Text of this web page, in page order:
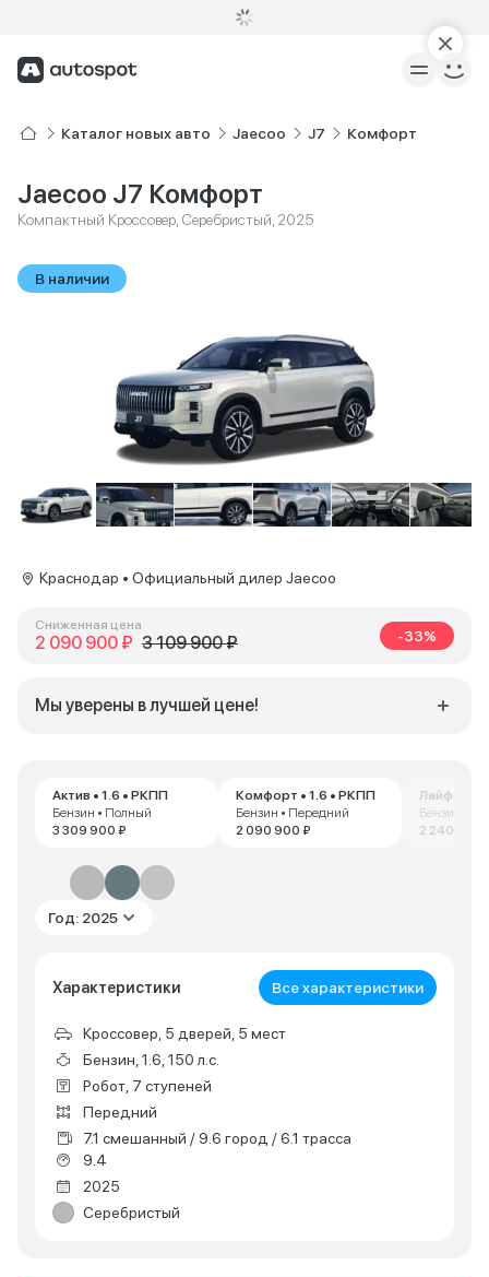
Каталог новых авто Jaecoo J7 Комфорт
Jaecoo J7 Комфорт
Компактный Кроссовер, Серебристый, 2025
В наличии
Актив • 1.6 • РКПП
Бензин • Полный
3 309 900 ₽
Комфорт • 1.6 • РКПП
Бензин • Передний
2 090 900 ₽
Бензин •
2 240 000
Год: 2025
Характеристики Все характеристики
Кроссовер, 5 дверей, 5 мест
Бензин, 1.6, 150 л.с.
Робот, 7 ступеней
Передний
7.1 смешанный / 9.6 город / 6.1 трасса
9.4
2025
Серебристый
Краснодар • Официальный дилер Jaecoo
Сниженная цена
2 090 900 ₽ 3 109 900 ₽ -33%
Мы уверены в лучшей цене!